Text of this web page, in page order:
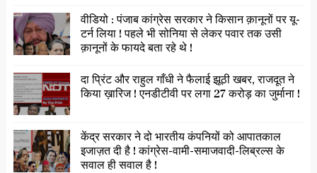
वीडियो : पंजाब कांग्रेस सरकार ने किसान क़ानूनों पर यू-
टर्न लिया ! पहले भी सोनिया से लेकर पवार तक उसी
क़ानूनों के फायदे बता रहे थे !
दा प्रिंट और राहुल गाँधी ने फैलाई झूठी खबर, राजदूत ने
किया ख़ारिज ! एनडीटीवी पर लगा 27 करोड़ का जुर्माना !
केंद्र सरकार ने दो भारतीय कंपनियों को आपातकाल
इजाज़त दी है ! कांग्रेस-वामी-समाजवादी-लिब्रल्स के
सवाल ही सवाल है !